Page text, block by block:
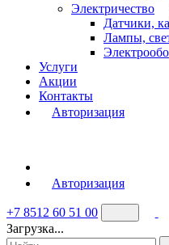
Электричество
Датчики,
Лампы,
Услуги
Акции
Контакты
Авторизация
Авторизация
+7 8512 60 51 00
Загрузка...